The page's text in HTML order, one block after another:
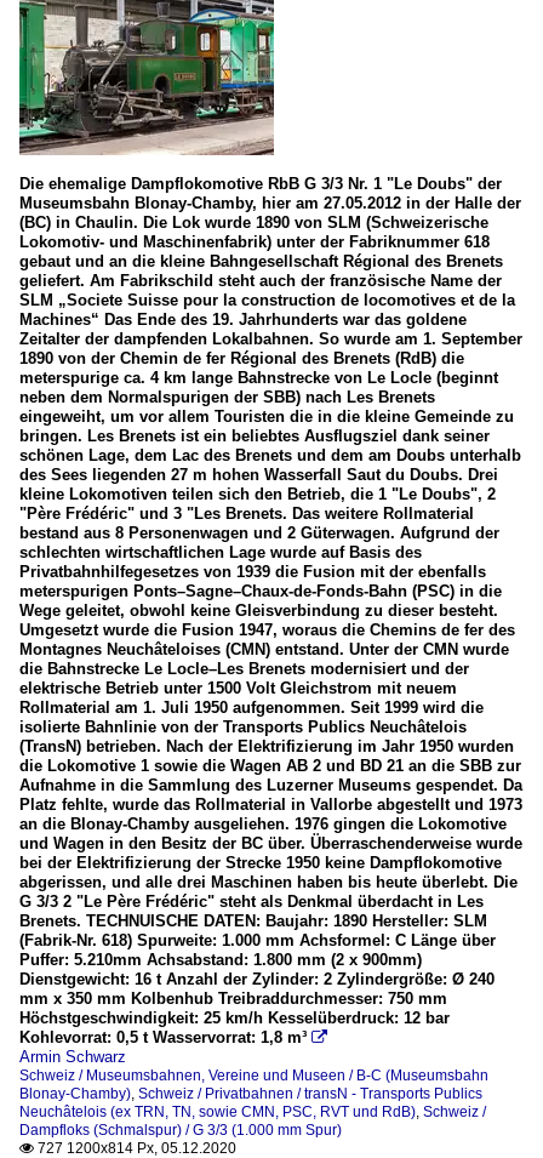
Die ehemalige Dampflokomotive RbB G 3/3 Nr. 1 "Le Doubs" der
Museumsbahn Blonay-Chamby, hier am 27.05.2012 in der Halle der
(BC) in Chaulin. Die Lok wurde 1890 von SLM (Schweizerische
Lokomotiv- und Maschinenfabrik) unter der Fabriknummer 618
gebaut und an die kleine Bahngesellschaft Régional des Brenets
geliefert. Am Fabrikschild steht auch der französische Name der
SLM „Societe Suisse pour la construction de locomotives et de la
Machines“ Das Ende des 19. Jahrhunderts war das goldene
Zeitalter der dampfenden Lokalbahnen. So wurde am 1. September
1890 von der Chemin de fer Régional des Brenets (RdB) die
meterspurige ca. 4 km lange Bahnstrecke von Le Locle (beginnt
neben dem Normalspurigen der SBB) nach Les Brenets
eingeweiht, um vor allem Touristen die in die kleine Gemeinde zu
bringen. Les Brenets ist ein beliebtes Ausflugsziel dank seiner
schönen Lage, dem Lac des Brenets und dem am Doubs unterhalb
des Sees liegenden 27 m hohen Wasserfall Saut du Doubs. Drei
kleine Lokomotiven teilen sich den Betrieb, die 1 "Le Doubs", 2
"Père Frédéric" und 3 "Les Brenets. Das weitere Rollmaterial
bestand aus 8 Personenwagen und 2 Güterwagen. Aufgrund der
schlechten wirtschaftlichen Lage wurde auf Basis des
Privatbahnhilfegesetzes von 1939 die Fusion mit der ebenfalls
meterspurigen Ponts–Sagne–Chaux-de-Fonds-Bahn (PSC) in die
Wege geleitet, obwohl keine Gleisverbindung zu dieser besteht.
Umgesetzt wurde die Fusion 1947, woraus die Chemins de fer des
Montagnes Neuchâteloises (CMN) entstand. Unter der CMN wurde
die Bahnstrecke Le Locle–Les Brenets modernisiert und der
elektrische Betrieb unter 1500 Volt Gleichstrom mit neuem
Rollmaterial am 1. Juli 1950 aufgenommen. Seit 1999 wird die
isolierte Bahnlinie von der Transports Publics Neuchâtelois
(TransN) betrieben. Nach der Elektrifizierung im Jahr 1950 wurden
die Lokomotive 1 sowie die Wagen AB 2 und BD 21 an die SBB zur
Aufnahme in die Sammlung des Luzerner Museums gespendet. Da
Platz fehlte, wurde das Rollmaterial in Vallorbe abgestellt und 1973
an die Blonay-Chamby ausgeliehen. 1976 gingen die Lokomotive
und Wagen in den Besitz der BC über. Überraschenderweise wurde
bei der Elektrifizierung der Strecke 1950 keine Dampflokomotive
abgerissen, und alle drei Maschinen haben bis heute überlebt. Die
G 3/3 2 "Le Père Frédéric" steht als Denkmal überdacht in Les
Brenets. TECHNUISCHE DATEN: Baujahr: 1890 Hersteller: SLM
(Fabrik-Nr. 618) Spurweite: 1.000 mm Achsformel: C Länge über
Puffer: 5.210mm Achsabstand: 1.800 mm (2 x 900mm)
Dienstgewicht: 16 t Anzahl der Zylinder: 2 Zylindergröße: Ø 240
mm x 350 mm Kolbenhub Treibraddurchmesser: 750 mm
Höchstgeschwindigkeit: 25 km/h Kesselüberdruck: 12 bar
Kohlevorrat: 0,5 t Wasservorrat: 1,8 m³ 
Armin Schwarz
Schweiz / Museumsbahnen, Vereine und Museen / B-C (Museumsbahn
Blonay-Chamby), Schweiz / Privatbahnen / transN - Transports Publics
Neuchâtelois (ex TRN, TN, sowie CMN, PSC, RVT und RdB), Schweiz /
Dampfloks (Schmalspur) / G 3/3 (1.000 mm Spur)
 727 1200x814 Px, 05.12.2020